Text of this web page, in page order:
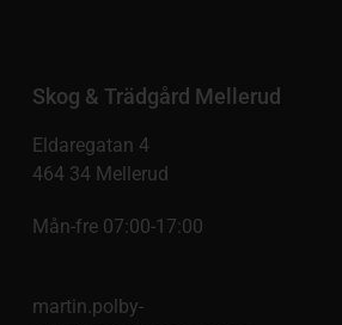
Skog & Trädgård Mellerud
Eldaregatan 4
464 34 Mellerud
Mån-fre 07:00-17:00
martin.polby-